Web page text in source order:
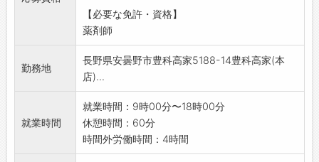
変更範囲:なし
【必要な免許・資格】
薬剤師
勤務地
長野県安曇野市豊科高家5188-14豊科高家(本
店)...
就業時間
就業時間：9時00分〜18時00分
休憩時間：60分
時間外労働時間：4時間